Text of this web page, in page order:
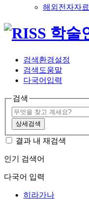
해외전자자
검색환경설정
검색도움말
다국어입력
검색
상세검색
결과 내 재검색
인기 검색어
다국어 입력
히라가나